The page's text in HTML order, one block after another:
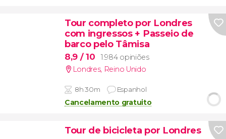
Tour completo por Londres
com ingressos + Passeio de
barco pelo Tâmisa
8,9 / 10
1.984 opiniões
Londres, Reino Unido
8h 30m Espanhol
Cancelamento gratuito
Tour de bicicleta por Londres